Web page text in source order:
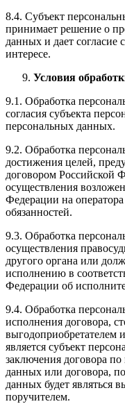
8.4. Субъект
принимает решение о
данных и дает согласие
интересе.
Условия
9.1. Обработка
согласия субъекта
персональных данных.
9.2. Обработка
достижения целей,
договором Российской
осуществления
Федерации на
обязанностей.
9.3. Обработка
осуществления
другого органа или
исполнению в
Федерации об
9.4. Обработка
исполнения договора,
выгодоприобретателем
является субъект
заключения договора
данных или договора,
данных будет являться
поручителем.